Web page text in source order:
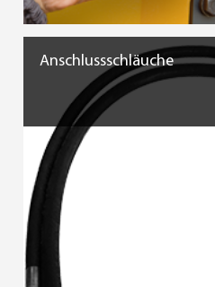
Anschlussschläuche